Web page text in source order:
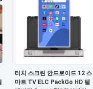
터치 스크린 안드로이드 12 스
마트 TV ELC PackGo HD 텔